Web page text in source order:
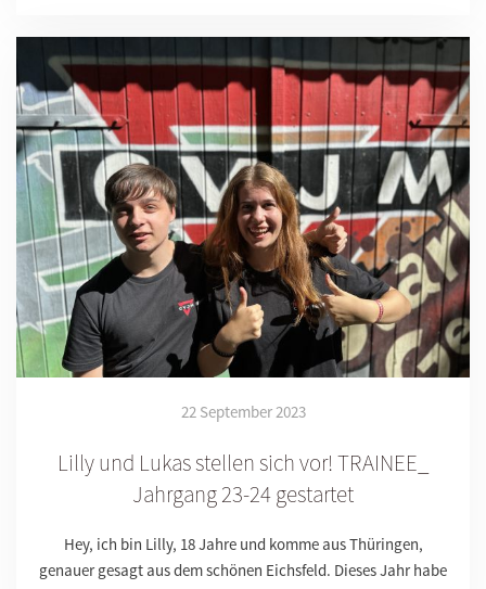
22 September 2023
Lilly und Lukas stellen sich vor! TRAINEE_
Jahrgang 23-24 gestartet
Hey, ich bin Lilly, 18 Jahre und komme aus Thüringen,
genauer gesagt aus dem schönen Eichsfeld. Dieses Jahr habe